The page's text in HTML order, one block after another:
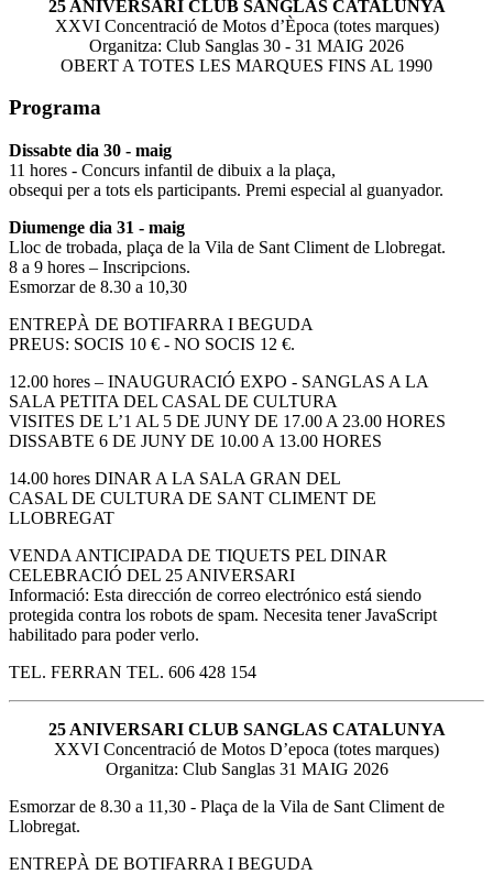
25 ANIVERSARI CLUB SANGLAS CATALUNYA
XXVI Concentració de Motos d’Època (totes marques)
Organitza: Club Sanglas 30 - 31 MAIG 2026
OBERT A TOTES LES MARQUES FINS AL 1990
Programa
Dissabte dia 30 - maig
11 hores - Concurs infantil de dibuix a la plaça,
obsequi per a tots els participants. Premi especial al guanyador.
Diumenge dia 31 - maig
Lloc de trobada, plaça de la Vila de Sant Climent de Llobregat.
8 a 9 hores – Inscripcions.
Esmorzar de 8.30 a 10,30
ENTREPÀ DE BOTIFARRA I BEGUDA
PREUS: SOCIS 10 € - NO SOCIS 12 €.
12.00 hores – INAUGURACIÓ EXPO - SANGLAS A LA
SALA PETITA DEL CASAL DE CULTURA
VISITES DE L’1 AL 5 DE JUNY DE 17.00 A 23.00 HORES
DISSABTE 6 DE JUNY DE 10.00 A 13.00 HORES
14.00 hores DINAR A LA SALA GRAN DEL
CASAL DE CULTURA DE SANT CLIMENT DE
LLOBREGAT
VENDA ANTICIPADA DE TIQUETS PEL DINAR
CELEBRACIÓ DEL 25 ANIVERSARI
Informació: Esta dirección de correo electrónico está siendo
protegida contra los robots de spam. Necesita tener JavaScript
habilitado para poder verlo.
TEL. FERRAN TEL. 606 428 154
25 ANIVERSARI CLUB SANGLAS CATALUNYA
XXVI Concentració de Motos D’epoca (totes marques)
Organitza: Club Sanglas 31 MAIG 2026
Esmorzar de 8.30 a 11,30 - Plaça de la Vila de Sant Climent de
Llobregat.
ENTREPÀ DE BOTIFARRA I BEGUDA